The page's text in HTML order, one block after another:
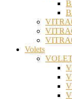
Volets